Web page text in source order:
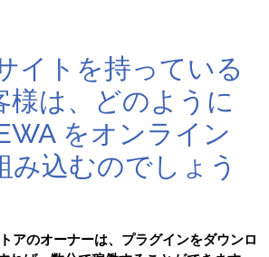
イトを持っている
様は、どのように
をオンライン
み込むのでしょう
のオーナーは、プラグインをダウンロ